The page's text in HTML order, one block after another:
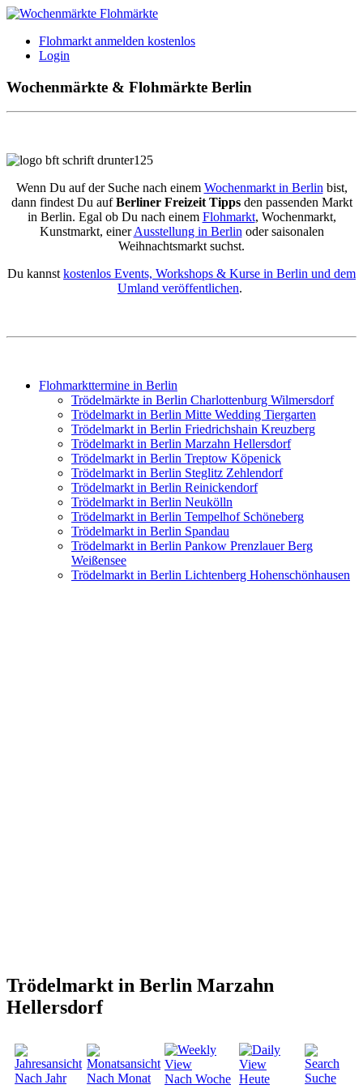
Flohmarkt anmelden kostenlos
Login
Wochenmärkte & Flohmärkte Berlin
Wenn Du auf der Suche nach einem Wochenmarkt in Berlinbist,
dann findest Du aufBerliner Freizeit Tippsden passenden Markt
in Berlin. Egal ob Du nach einem Flohmarkt, Wochenmarkt,
Kunstmarkt, einerAusstellung in Berlinoder saisonalen
Weihnachtsmarkt suchst.
Du kannstkostenlos Events, Workshops & Kurse in Berlin und dem
Umland veröffentlichen.
Flohmarkttermine in Berlin
Trödelmärkte in Berlin Charlottenburg Wilmersdorf
Trödelmarkt in Berlin Mitte Wedding Tiergarten
Trödelmarkt in Berlin Friedrichshain Kreuzberg
Trödelmarkt in Berlin Marzahn Hellersdorf
Trödelmarkt in Berlin Treptow Köpenick
Trödelmarkt in Berlin Steglitz Zehlendorf
Trödelmarkt in Berlin Reinickendorf
Trödelmarkt in Berlin Neukölln
Trödelmarkt in Berlin Tempelhof Schöneberg
Trödelmarkt in Berlin Spandau
Trödelmarkt in Berlin Pankow Prenzlauer Berg
Weißensee
Trödelmarkt in Berlin Lichtenberg Hohenschönhausen
Trödelmarkt in Berlin Marzahn
Hellersdorf
Nach Jahr Nach Monat Nach Woche Heute Suche